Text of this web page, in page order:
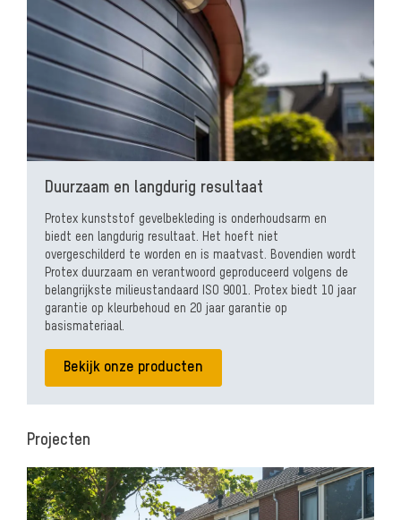
Duurzaam en langdurig resultaat
Protex kunststof gevelbekleding is onderhoudsarm en
biedt een langdurig resultaat. Het hoeft niet
overgeschilderd te worden en is maatvast. Bovendien wordt
Protex duurzaam en verantwoord geproduceerd volgens de
belangrijkste milieustandaard ISO 9001. Protex biedt 10 jaar
garantie op kleurbehoud en 20 jaar garantie op
basismateriaal.
Bekijk onze producten
Projecten